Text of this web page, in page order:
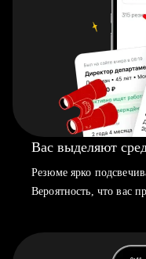
Вас выделяют
Резюме ярко
Вероятность, что вас